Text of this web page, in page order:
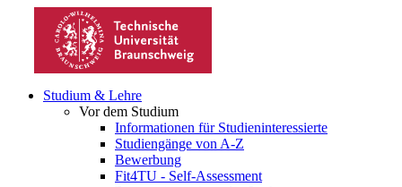
Studium & Lehre
Vor dem Studium
Informationen für Studieninteressierte
Studiengänge von A-Z
Bewerbung
Fit4TU - Self-Assessment